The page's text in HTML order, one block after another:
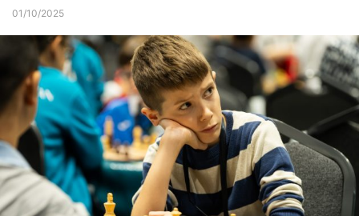
01/10/2025